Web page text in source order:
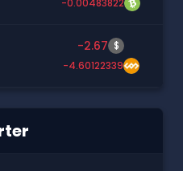
-2.67 $
-4.60122339